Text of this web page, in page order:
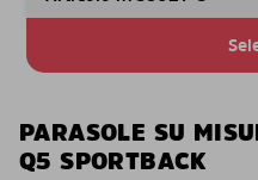
PARASOLE SU
Q5 SPORTBACK